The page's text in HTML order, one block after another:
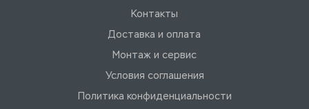
Контакты
Доставка и оплата
Монтаж и сервис
Условия соглашения
Политика конфиденциальности